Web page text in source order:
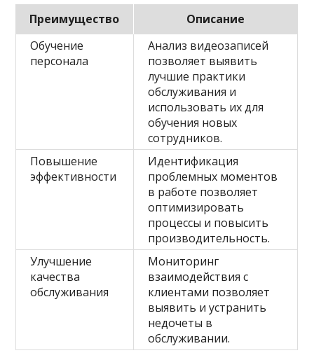
Преимущество
Описание
Обучение
персонала
Анализ видеозаписей
позволяет выявить
лучшие практики
обслуживания и
использовать их для
обучения новых
сотрудников.
Повышение
эффективности
Идентификация
проблемных моментов
в работе позволяет
оптимизировать
процессы и повысить
производительность.
Улучшение
качества
обслуживания
Мониторинг
взаимодействия с
клиентами позволяет
выявить и устранить
недочеты в
обслуживании.